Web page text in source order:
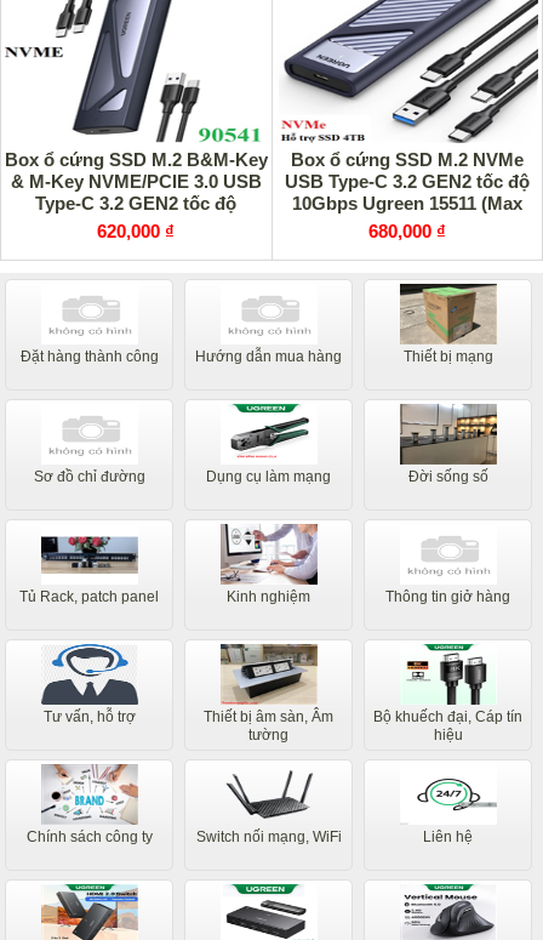
Box ổ cứng SSD M.2 B&M-Key
& M-Key NVME/PCIE 3.0 USB
Type-C 3.2 GEN2 tốc độ
10Gbps Ugreen 90541
620,000 ₫
Box ổ cứng SSD M.2 NVMe
USB Type-C 3.2 GEN2 tốc độ
10Gbps Ugreen 15511 (Max
4TB) cao cấp
680,000 ₫
Đặt hàng thành công Hướng dẫn mua hàng Thiết bị mạng
Sơ đồ chỉ đường Dụng cụ làm mạng Đời sống số
Tủ Rack, patch panel Kinh nghiệm Thông tin giở hàng
Tư vấn, hỗ trợ
Thiết bị âm sàn, Âm
tường
Bộ khuếch đại, Cáp tín
hiệu
Chính sách công ty Switch nối mạng, WiFi Liên hệ